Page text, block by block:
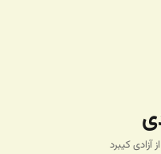
آزادی کیبرد